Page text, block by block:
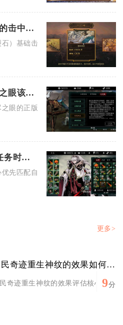
攻城掠地穿云裂日的击中范围有多大
）基础击中范围为横向3排、纵向
想要买影之刃无尽之眼该去哪
眼的正版游戏及相关内容，首选官
选择影之刃3铁匠任务时应该注意什么
先匹配自身流派刚需、严控材料体
更多>
全民奇迹重生神纹的效果如何评估
奇迹重生神纹的效果评估核心在于
9分